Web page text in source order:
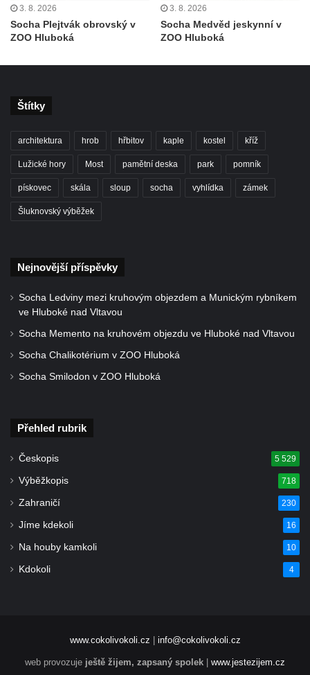
3. 8. 2026
Socha Plejtvák obrovský v
ZOO Hluboká
3. 8. 2026
Socha Medvěd jeskynní v
ZOO Hluboká
Štítky
architektura hrob hřbitov kaple kostel kříž
Lužické hory Most pamětní deska park pomník
pískovec skála sloup socha vyhlídka zámek
Šluknovský výběžek
Nejnovější příspěvky
Socha Ledviny mezi kruhovým objezdem a Munickým rybníkem
ve Hluboké nad Vltavou
Socha Memento na kruhovém objezdu ve Hluboké nad Vltavou
Socha Chalikotérium v ZOO Hluboká
Socha Smilodon v ZOO Hluboká
Přehled rubrik
Českopis 5 529
Výběžkopis 718
Zahraničí 230
Jíme kdekoli 16
Na houby kamkoli 10
Kdokoli 4
www.cokolivokoli.cz | info@cokolivokoli.cz
web provozuje ještě žijem, zapsaný spolek | www.jestezijem.cz